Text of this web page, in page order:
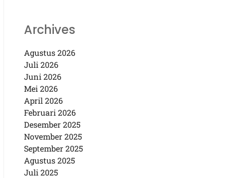
Archives
Agustus 2026
Juli 2026
Juni 2026
Mei 2026
April 2026
Februari 2026
Desember 2025
November 2025
September 2025
Agustus 2025
Juli 2025